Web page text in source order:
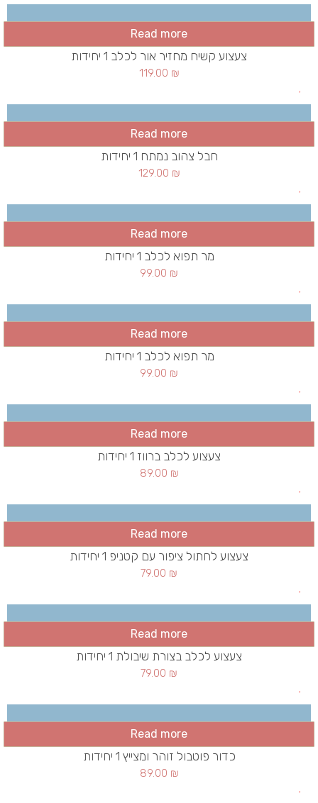
Read more
צעצוע קשיח מחזיר אור לכלב 1 יחידות
119.00 ₪
Read more
חבל צהוב נמתח 1 יחידות
129.00 ₪
Read more
מר תפוא לכלב 1 יחידות
99.00 ₪
Read more
מר תפוא לכלב 1 יחידות
99.00 ₪
Read more
צעצוע לכלב ברווז 1 יחידות
89.00 ₪
Read more
צעצוע לחתול ציפור עם קטניפ 1 יחידות
79.00 ₪
Read more
צעצוע לכלב בצורת שיבולת 1 יחידות
79.00 ₪
Read more
כדור פוטבול זוהר ומצייץ 1 יחידות
89.00 ₪